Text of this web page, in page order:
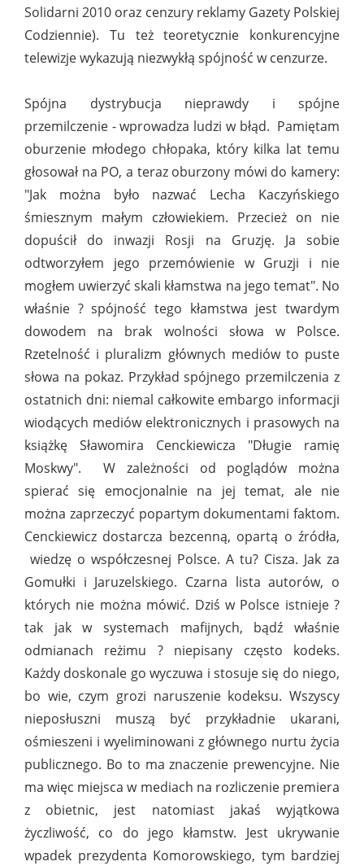
Solidarni 2010 oraz cenzury reklamy Gazety Polskiej
Codziennie). Tu też teoretycznie konkurencyjne
telewizje wykazują niezwykłą spójność w cenzurze.
Spójna dystrybucja nieprawdy i spójne
przemilczenie - wprowadza ludzi w błąd. Pamiętam
oburzenie młodego chłopaka, który kilka lat temu
głosował na PO, a teraz oburzony mówi do kamery:
"Jak można było nazwać Lecha Kaczyńskiego
śmiesznym małym człowiekiem. Przecież on nie
dopuścił do inwazji Rosji na Gruzję. Ja sobie
odtworzyłem jego przemówienie w Gruzji i nie
mogłem uwierzyć skali kłamstwa na jego temat". No
właśnie ? spójność tego kłamstwa jest twardym
dowodem na brak wolności słowa w Polsce.
Rzetelność i pluralizm głównych mediów to puste
słowa na pokaz. Przykład spójnego przemilczenia z
ostatnich dni: niemal całkowite embargo informacji
wiodących mediów elektronicznych i prasowych na
książkę Sławomira Cenckiewicza "Długie ramię
Moskwy". W zależności od poglądów można
spierać się emocjonalnie na jej temat, ale nie
można zaprzeczyć popartym dokumentami faktom.
Cenckiewicz dostarcza bezcenną, opartą o źródła,
wiedzę o współczesnej Polsce. A tu? Cisza. Jak za
Gomułki i Jaruzelskiego. Czarna lista autorów, o
których nie można mówić. Dziś w Polsce istnieje ?
tak jak w systemach mafijnych, bądź właśnie
odmianach reżimu ? niepisany często kodeks.
Każdy doskonale go wyczuwa i stosuje się do niego,
bo wie, czym grozi naruszenie kodeksu. Wszyscy
nieposłuszni muszą być przykładnie ukarani,
ośmieszeni i wyeliminowani z głównego nurtu życia
publicznego. Bo to ma znaczenie prewencyjne. Nie
ma więc miejsca w mediach na rozliczenie premiera
z obietnic, jest natomiast jakaś wyjątkowa
życzliwość, co do jego kłamstw. Jest ukrywanie
wpadek prezydenta Komorowskiego, tym bardziej